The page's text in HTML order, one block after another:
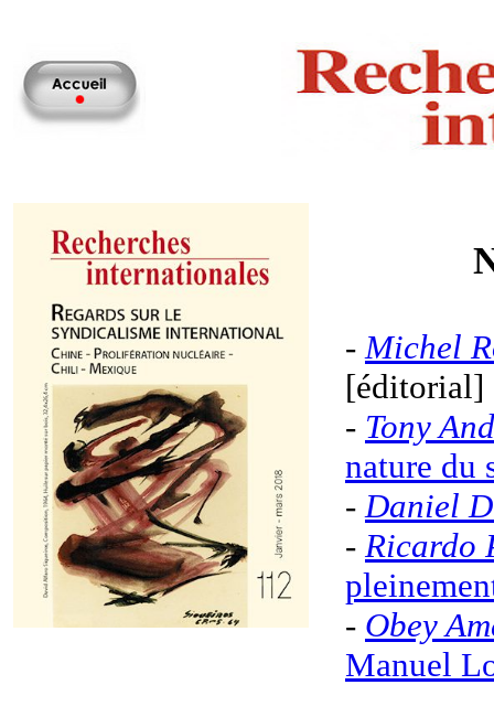
-Michel
[éditorial]
- Tony
nature du
-Daniel
- Ricardo
- Obey
Manuel